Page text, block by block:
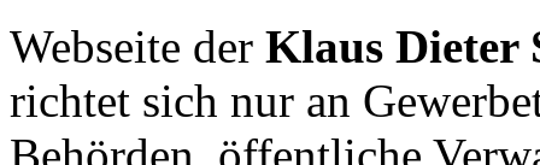
Webseite der Klaus Dieter
richtet sich nur an